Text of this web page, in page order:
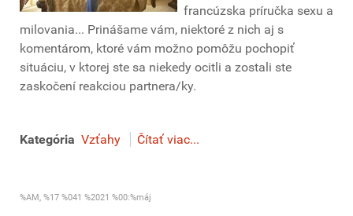
francúzska príručka sexu a
milovania... Prinášame vám, niektoré z nich aj s
komentárom, ktoré vám možno pomôžu pochopiť
situáciu, v ktorej ste sa niekedy ocitli a zostali ste
zaskočení reakciou partnera/ky.
Kategória Vzťahy Čítať viac...
%AM, %17 %041 %2021 %00:%máj